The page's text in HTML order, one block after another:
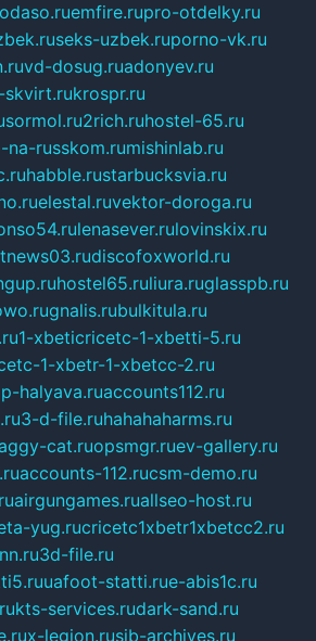
emfire.rupro-otdelky.ru
seks-uzbek.ruporno-vk.ru
vd-dosug.ruadonyev.ru
skvirt.rukrospr.ru
sormol.ru2rich.ruhostel-65.ru
na-russkom.rumishinlab.ru
habble.rustarbucksvia.ru
elestal.ruvektor-doroga.ru
lenasever.rulovinskix.ru
discofoxworld.ru
hostel65.ruliura.ruglasspb.ru
gnalis.rubulkitula.ru
1-xbeticricetc-1-xbetti-5.ru
1-xbetr-1-xbetcc-2.ru
halyava.ruaccounts112.ru
3-d-file.ruhahahaharms.ru
cat.ruopsmgr.ruev-gallery.ru
accounts-112.rucsm-demo.ru
airgungames.ruallseo-host.ru
yug.rucricetc1xbetr1xbetcc2.ru
3d-file.ru
uafoot-statti.rue-abis1c.ru
kts-services.rudark-sand.ru
x-legion.rusib-archives.ru